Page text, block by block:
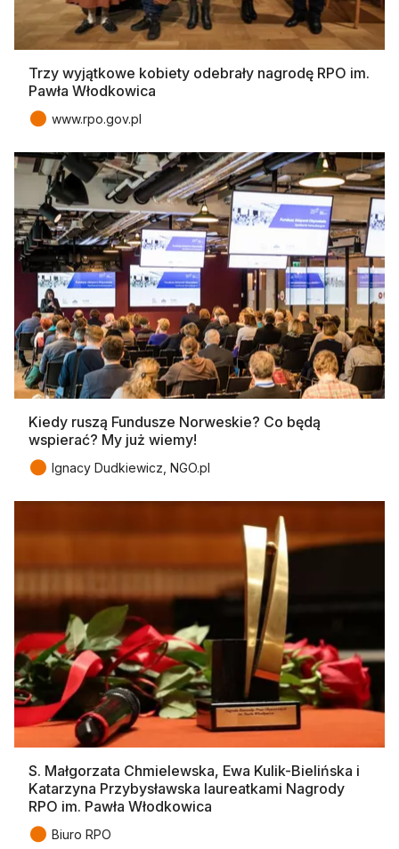
Trzy wyjątkowe kobiety odebrały nagrodę RPO im.
Pawła Włodkowica
● www.rpo.gov.pl
Kiedy ruszą Fundusze Norweskie? Co będą
wspierać? My już wiemy!
● Ignacy Dudkiewicz, NGO.pl
S. Małgorzata Chmielewska, Ewa Kulik-Bielińska i
Katarzyna Przybysławska laureatkami Nagrody
RPO im. Pawła Włodkowica
● Biuro RPO